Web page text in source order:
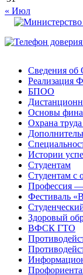
« Июл
Сведения
Реализация
БПОО
Основы
Охрана
Истории
Студентам
Студентам с
Профессия —
Фестиваль
Здоровый
ВФСК ГТО